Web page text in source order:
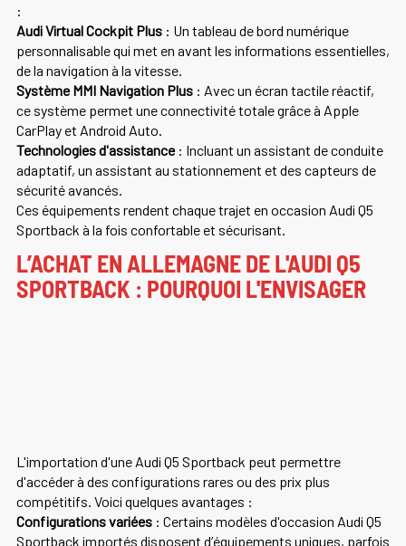
:
Audi Virtual Cockpit Plus: Un tableau de bord numérique
personnalisable qui met en avant les informations essentielles,
de la navigation à la vitesse.
Système MMI Navigation Plus: Avec un écran tactile réactif,
ce système permet une connectivité totale grâce à Apple
CarPlay et Android Auto.
Technologies d'assistance: Incluant un assistant de conduite
adaptatif, un assistant au stationnement et des capteurs de
sécurité avancés.
Ces équipements rendent chaque trajet en occasion Audi Q5
Sportback à la fois confortable et sécurisant.
L’ACHAT EN ALLEMAGNE DE L'AUDI Q5
SPORTBACK : POURQUOI L'ENVISAGER
L'importation d'une Audi Q5 Sportback peut permettre
d'accéder à des configurations rares ou des prix plus
compétitifs. Voici quelques avantages :
Configurations variées: Certains modèles d'occasion Audi Q5
Sportback importés disposent d’équipements uniques, parfois